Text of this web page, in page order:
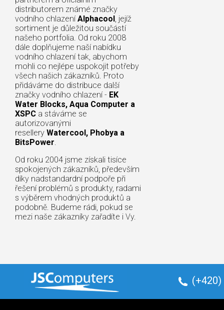
distributorem známé značky
vodního chlazení Alphacool, jejíž
sortiment je důležitou součástí
našeho portfolia. Od roku 2008
dále doplňujeme naší nabídku
vodního chlazení tak, abychom
mohli co nejlépe uspokojit potřeby
všech našich zákazníků. Proto
přidáváme do distribuce další
značky vodního chlazení - EK
Water Blocks, Aqua Computer a
XSPC a stáváme se
autorizovanými
resellery Watercool, Phobya a
BitsPower.
Od roku 2004 jsme získali tisíce
spokojených zákazníků, především
díky nadstandardní podpoře při
řešení problémů s produkty, radami
s výběrem vhodných produktů a
podobně. Budeme rádi, pokud se
mezi naše zákazníky zařadíte i Vy.
(+420)